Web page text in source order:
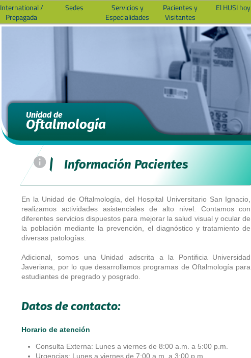
International /
Prepagada
Sedes
Servicios y
Especialidades
Pacientes y
Visitantes
El HUSI hoy
Unidad de
Oftalmología
= | Información Pacientes
En la Unidad de Oftalmología, del Hospital Universitario San Ignacio,
realizamos actividades asistenciales de alto nivel. Contamos con
diferentes servicios dispuestos para mejorar la salud visual y ocular de
la población mediante la prevención, el diagnóstico y tratamiento de
diversas patologías.
Adicional, somos una Unidad adscrita a la Pontificia Universidad
Javeriana, por lo que desarrollamos programas de Oftalmología para
estudiantes de pregrado y posgrado.
Datos de contacto:
Horario de atención
Consulta Externa: Lunes a viernes de 8:00 a.m. a 5:00 p.m.
Urgencias: Lunes a viernes de 7:00 a.m. a 3:00 p.m.